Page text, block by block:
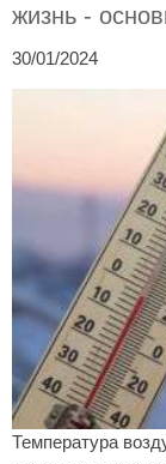
жизнь -
30/01/2024
Температура